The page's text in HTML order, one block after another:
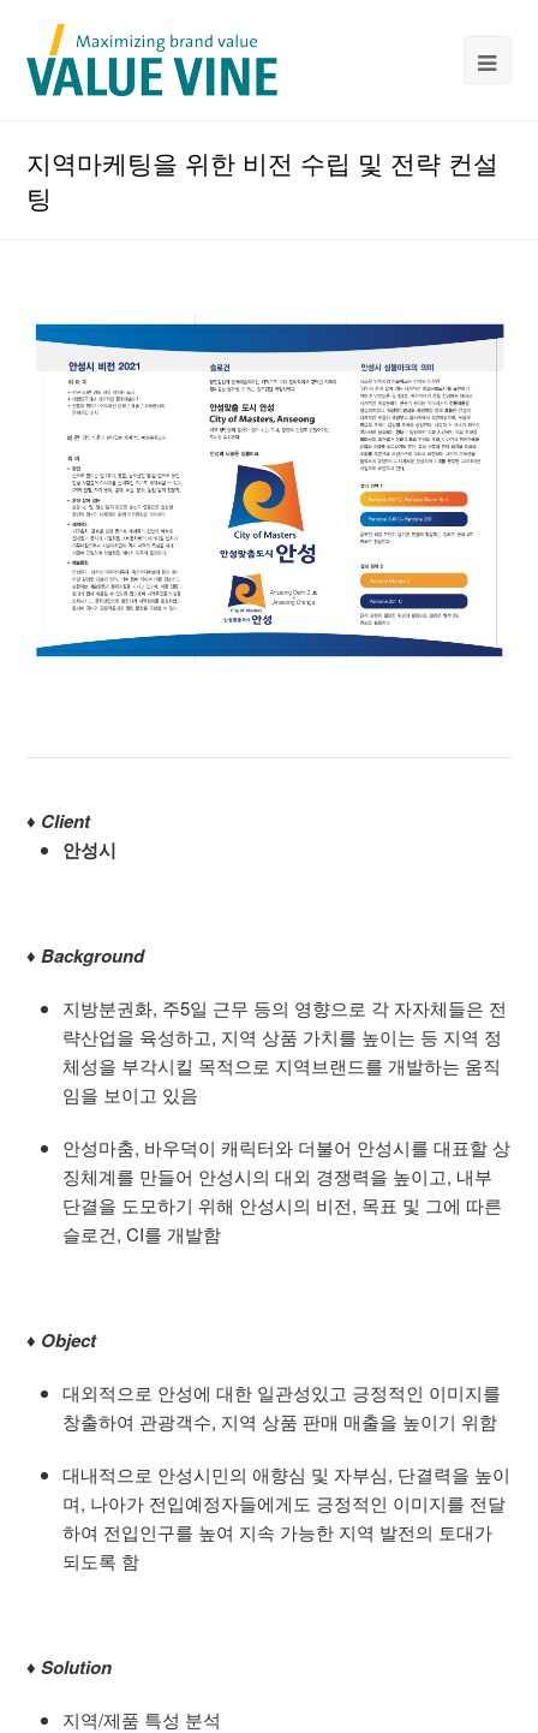
지역마케팅을 위한 비전 수립 및 전략 컨설
팅
♦ Client
안성시
♦ Background
지방분권화, 주5일 근무 등의 영향으로 각 자자체들은 전
략산업을 육성하고, 지역 상품 가치를 높이는 등 지역 정
체성을 부각시킬 목적으로 지역브랜드를 개발하는 움직
임을 보이고 있음
안성마춤, 바우덕이 캐릭터와 더불어 안성시를 대표할 상
징체계를 만들어 안성시의 대외 경쟁력을 높이고, 내부
단결을 도모하기 위해 안성시의 비전, 목표 및 그에 따른
슬로건, CI를 개발함
♦ Object
대외적으로 안성에 대한 일관성있고 긍정적인 이미지를
창출하여 관광객수, 지역 상품 판매 매출을 높이기 위함
대내적으로 안성시민의 애향심 및 자부심, 단결력을 높이
며, 나아가 전입예정자들에게도 긍정적인 이미지를 전달
하여 전입인구를 높여 지속 가능한 지역 발전의 토대가
되도록 함
♦Solution
지역/제품 특성 분석